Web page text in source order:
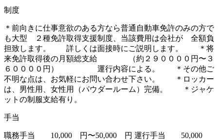
制度
＊前向きに仕事意欲のある方なら普通自動車免許のみの方で
も大型 ２種免許取得支援制度、当該費用は会社が 全額負
担致します。 詳しくは面接時にご説明します。 ＊将
来免許取得後の月額総支給 （約２９００００円〜３
６００００円） 運行内容による。 ＊その他ご
不明な点は、お気軽にお問い合わせ下さい。 ＊ロッカー
は、男性用、女性用（パウダールーム）完備。 ＊ジャケ
ットの制服支給有り。
手当
職務手当 10,000 円〜50,000 円 運行手当 50,000